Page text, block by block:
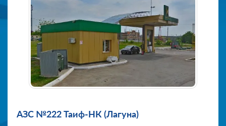
АЗС №222 Таиф-НК (Лагуна)